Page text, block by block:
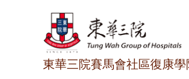
東華三院賽馬會社區復康學